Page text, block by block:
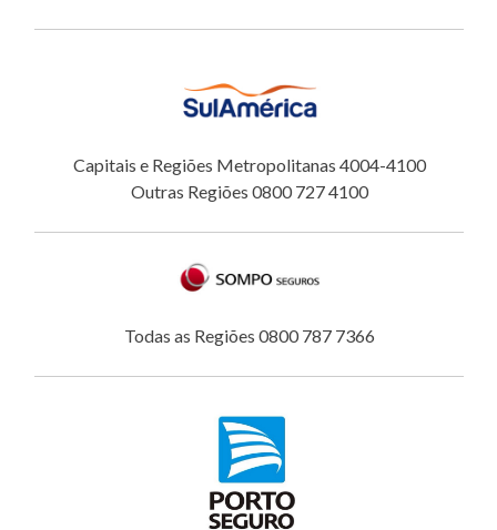
Capitais e Regiões Metropolitanas 4004-4100
Outras Regiões 0800 727 4100
Todas as Regiões 0800 787 7366